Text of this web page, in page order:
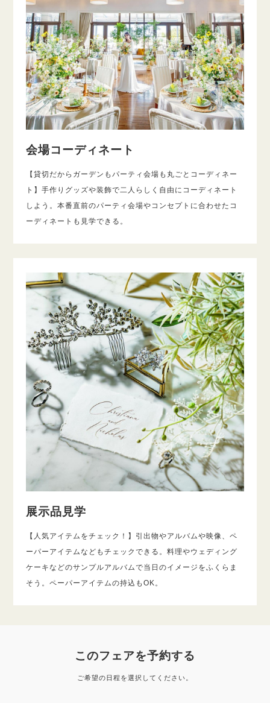
会場コーディネート
【貸切だからガーデンもパーティ会場も丸ごとコーディネー
ト】手作りグッズや装飾で二人らしく自由にコーディネート
しよう。本番直前のパーティ会場やコンセプトに合わせたコ
ーディネートも見学できる。
展示品見学
【人気アイテムをチェック！】引出物やアルバムや映像、ペ
ーパーアイテムなどもチェックできる。料理やウェディング
ケーキなどのサンプルアルバムで当日のイメージをふくらま
そう。ペーパーアイテムの持込もOK。
このフェアを予約する
ご希望の日程を選択してください。